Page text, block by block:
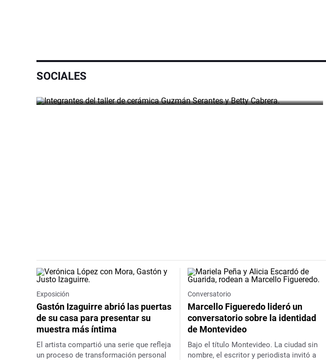
SOCIALES
nacimiento del maestro
Exposición
Gastón Izaguirre abrió las puertas
de su casa para presentar su
muestra más íntima
El artista compartió una serie que refleja
un proceso de transformación personal
Conversatorio
Marcello Figueredo lideró un
conversatorio sobre la identidad
de Montevideo
Bajo el título Montevideo. La ciudad sin
nombre, el escritor y periodista invitó a